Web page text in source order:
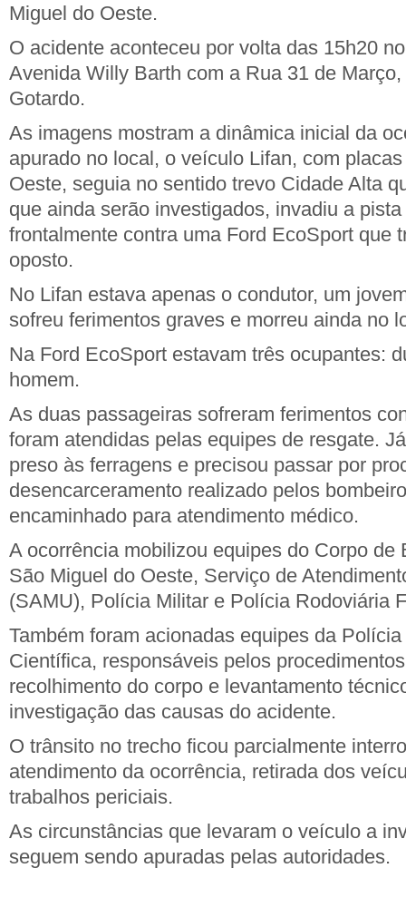
Miguel do Oeste.
O acidente aconteceu por volta das 15h20
Avenida Willy Barth com a Rua 31 de
Gotardo.
As imagens mostram a dinâmica inicial da
apurado no local, o veículo Lifan, com
Oeste, seguia no sentido trevo Cidade Alta
que ainda serão investigados, invadiu a
frontalmente contra uma Ford EcoSport que
oposto.
No Lifan estava apenas o condutor, um
sofreu ferimentos graves e morreu ainda no
Na Ford EcoSport estavam três ocupantes:
homem.
As duas passageiras sofreram ferimentos
foram atendidas pelas equipes de resgate.
preso às ferragens e precisou passar por
desencarceramento realizado pelos
encaminhado para atendimento médico.
A ocorrência mobilizou equipes do Corpo de
São Miguel do Oeste, Serviço de
(SAMU), Polícia Militar e Polícia Rodoviária
Também foram acionadas equipes da
Científica, responsáveis pelos
recolhimento do corpo e levantamento
investigação das causas do acidente.
O trânsito no trecho ficou parcialmente
atendimento da ocorrência, retirada dos
trabalhos periciais.
As circunstâncias que levaram o veículo a
seguem sendo apuradas pelas autoridades.